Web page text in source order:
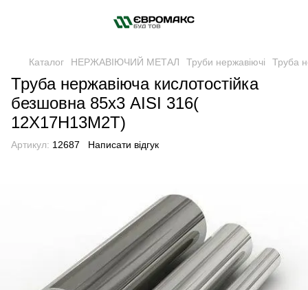
Каталог НЕРЖАВІЮЧИЙ МЕТАЛ Труби нержавіючі Труба
Труба нержавіюча кислотостійка
безшовна 85х3 AISI 316(
12Х17Н13М2Т)
Артикул: 12687 Написати відгук